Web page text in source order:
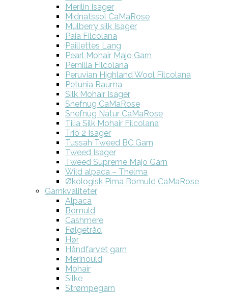
Merilin Isager
Midnatssol CaMaRose
Mulberry silk Isager
Paia Filcolana
Paillettes Lang
Pearl Mohair Majo Garn
Pernilla Filcolana
Peruvian Highland Wool Filcolana
Petunia Rauma
Silk Mohair Isager
Snefnug CaMaRose
Snefnug Natur CaMaRose
Tilia Silk Mohair Filcolana
Trio 2 Isager
Tussah Tweed BC Garn
Tweed Isager
Tweed Supreme Majo Garn
Wild alpaca – Thelma
Økologisk Pima Bomuld CaMaRose
Garnkvaliteter
Alpaca
Bomuld
Cashmere
Følgetråd
Hør
Håndfarvet garn
Merinould
Mohair
Silke
Strømpegarn